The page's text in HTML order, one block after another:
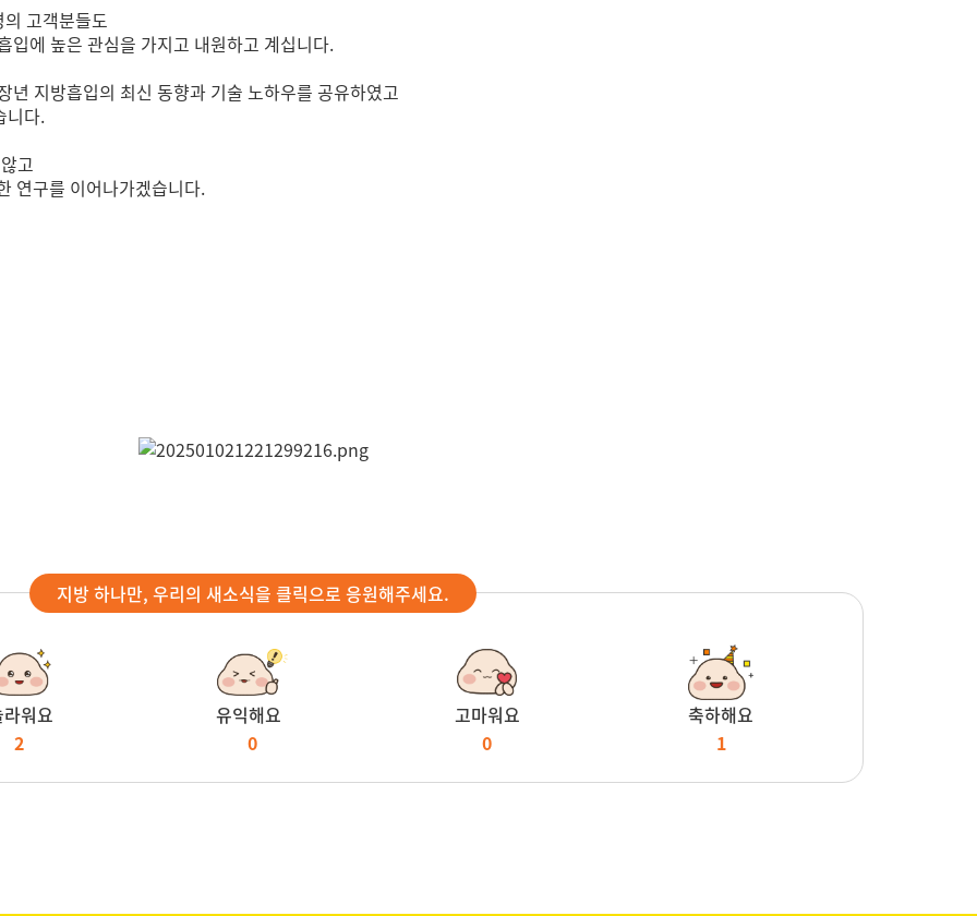
고객분들도
에 높은 관심을 가지고 내원하고 계십니다.
지방흡입의 최신 동향과 기술 노하우를 공유하였고
니다.
고
연구를 이어나가겠습니다.
지방 하나만, 우리의 새소식을 클릭으로 응원해주세요.
워요
2
유익해요
0
고마워요
0
축하해요
1